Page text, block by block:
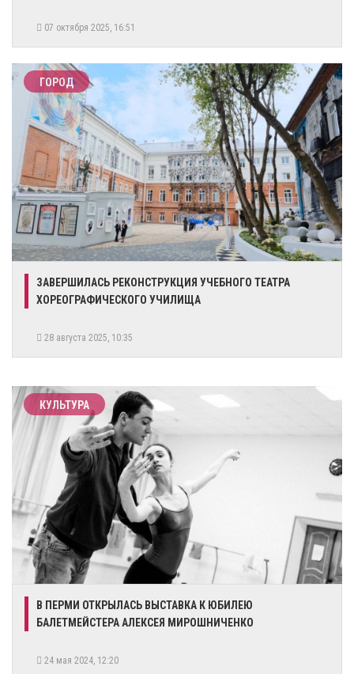
07 октября 2025, 16:51
ГОРОД
ЗАВЕРШИЛАСЬ РЕКОНСТРУКЦИЯ УЧЕБНОГО ТЕАТРА
ХОРЕОГРАФИЧЕСКОГО УЧИЛИЩА
28 августа 2025, 10:35
КУЛЬТУРА
​В ПЕРМИ ОТКРЫЛАСЬ ВЫСТАВКА К ЮБИЛЕЮ
БАЛЕТМЕЙСТЕРА АЛЕКСЕЯ МИРОШНИЧЕНКО
24 мая 2024, 12:20